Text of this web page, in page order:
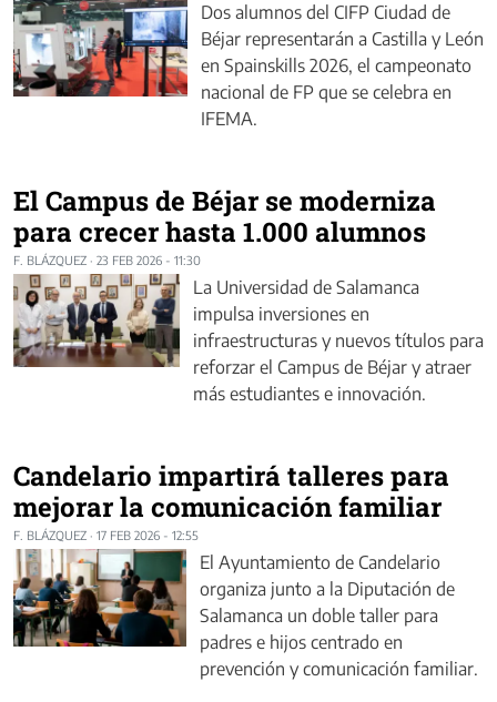
Dos alumnos del CIFP Ciudad de
Béjar representarán a Castilla y León
en Spainskills 2026, el campeonato
nacional de FP que se celebra en
IFEMA.
El Campus de Béjar se moderniza
para crecer hasta 1.000 alumnos
F. BLÁZQUEZ · 23 FEB 2026 - 11:30
La Universidad de Salamanca
impulsa inversiones en
infraestructuras y nuevos títulos para
reforzar el Campus de Béjar y atraer
más estudiantes e innovación.
Candelario impartirá talleres para
mejorar la comunicación familiar
F. BLÁZQUEZ · 17 FEB 2026 - 12:55
El Ayuntamiento de Candelario
organiza junto a la Diputación de
Salamanca un doble taller para
padres e hijos centrado en
prevención y comunicación familiar.